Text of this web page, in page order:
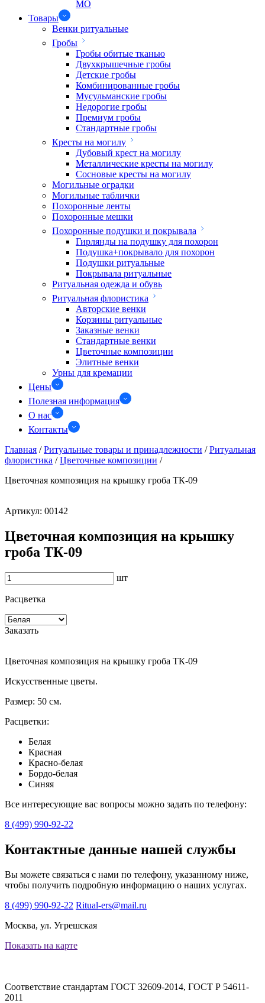
МО
Товары
Венки ритуальные
Гробы
Гробы обитые тканью
Двухкрышечные гробы
Детские гробы
Комбинированные гробы
Мусульманские гробы
Недорогие гробы
Премиум гробы
Стандартные гробы
Кресты на могилу
Дубовый крест на могилу
Металлические кресты на могилу
Сосновые кресты на могилу
Могильные оградки
Могильные таблички
Похоронные ленты
Похоронные мешки
Похоронные подушки и покрывала
Гирлянды на подушку для похорон
Подушка+покрывало для похорон
Подушки ритуальные
Покрывала ритуальные
Ритуальная одежда и обувь
Ритуальная флористика
Авторские венки
Корзины ритуальные
Заказные венки
Стандартные венки
Цветочные композиции
Элитные венки
Урны для кремации
Цены
Полезная информация
О нас
Контакты
Главная / Ритуальные товары и принадлежности / Ритуальная
флористика / Цветочные композиции /
Цветочная композиция на крышку гроба ТК-09
Артикул: 00142
Цветочная композиция на крышку
гроба ТК-09
шт
Расцветка
Заказать
Цветочная композиция на крышку гроба ТК-09
Искусственные цветы.
Размер: 50 см.
Расцветки:
Белая
Красная
Красно-белая
Бордо-белая
Синяя
Все интересующие вас вопросы можно задать по телефону:
8 (499) 990-92-22
Контактные данные нашей службы
Вы можете связаться с нами по телефону, указанному ниже,
чтобы получить подробную информацию о наших услугах.
8 (499) 990-92-22 Ritual-ers@mail.ru
Москва, ул. Угрешская
Показать на карте
Соответствие стандартам ГОСТ 32609-2014, ГОСТ Р 54611-
2011